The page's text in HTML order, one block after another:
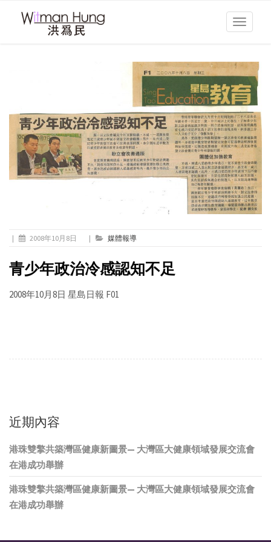
Toggle
| 2008年10月8日 | 媒體報導
青少年政治冷感認知不足
2008年10月8日 星島日報 F01
近期內容
港珠雙擎共築灣區健康新圖景— 大灣區大健康領域發展交流會
在港成功舉辦
港珠雙擎共築灣區健康新圖景— 大灣區大健康領域發展交流會
在港成功舉辦